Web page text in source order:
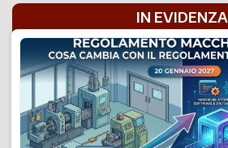
IN EVIDENZA